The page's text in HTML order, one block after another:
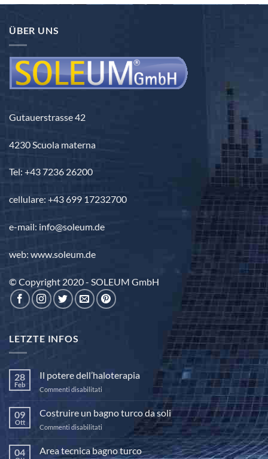
da
ÜBER UNS
Gutauerstrasse 42
4230 Scuola materna
Tel: +43 7236 26200
cellulare: +43 699 17232700
e-mail: info@soleum.de
web: www.soleum.de
© Copyright 2020 - SOLEUM GmbH
LETZTE INFOS
28
Feb
Il potere dell’haloterapia
Commenti disabilitati
dell’haloterapia
09
Ott
Costruire un bagno turco da soli
Commenti disabilitati
Costruire
bagno
04 Area tecnica bagno turco